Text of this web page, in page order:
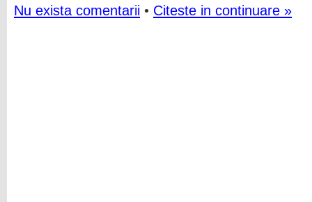
Nu exista comentarii • Citeste in continuare »